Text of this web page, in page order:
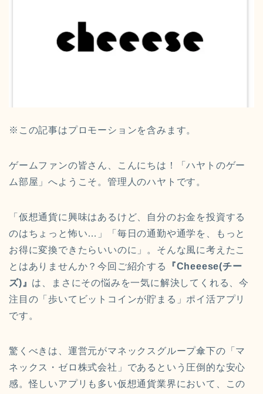
※この記事はプロモーションを含みます。
ゲームファンの皆さん、こんにちは！「ハヤトのゲー
ム部屋」へようこそ。管理人のハヤトです。
「仮想通貨に興味はあるけど、自分のお金を投資する
のはちょっと怖い…」「毎日の通勤や通学を、もっと
お得に変換できたらいいのに」。そんな風に考えたこ
とはありませんか？今回ご紹介する
『Cheeese(チー
ズ)』 は、まさにその悩みを一気に解決してくれる、今
注目の「歩いてビットコインが貯まる」ポイ活アプリ
です。
驚くべきは、運営元がマネックスグループ傘下の「マ
ネックス・ゼロ株式会社」であるという圧倒的な安心
感。怪しいアプリも多い仮想通貨業界において、この